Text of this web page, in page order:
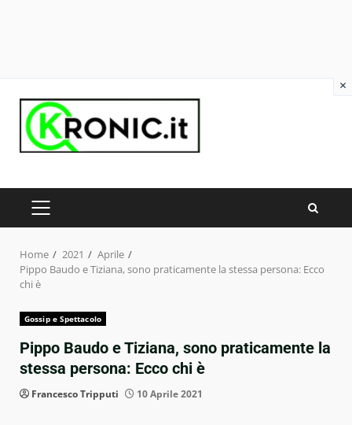
content
PRIMARY
Home 2021
Aprile
Pippo Baudo e Tiziana, sono praticamente la stessa persona: Ecco
chi è
Gossip e Spettacolo
Pippo Baudo e Tiziana, sono praticamente la
stessa persona: Ecco chi è
Francesco Tripputi 10 Aprile 2021
×